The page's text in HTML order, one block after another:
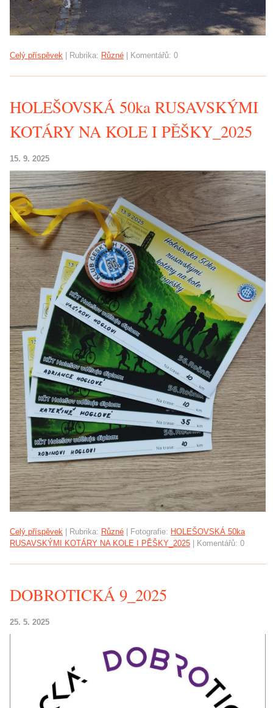
Celý příspěvek Rubrika: Různé Komentářů: 0
HOLEŠOVSKÁ 50ka RUSAVSKÝMI
KOTÁRY NA KOLE I PĚŠKY_2025
15. 9. 2025
Celý příspěvek | Rubrika: Různé | Fotografie: HOLEŠOVSKÁ 50ka
RUSAVSKÝMI KOTÁRY NA KOLE I PĚŠKY_2025 | Komentářů: 0
DOBROTICKÁ 9_2025
25. 5. 2025